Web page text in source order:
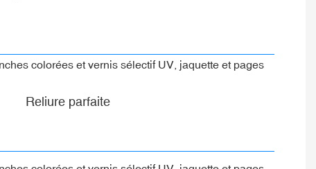
Reliure parfaite